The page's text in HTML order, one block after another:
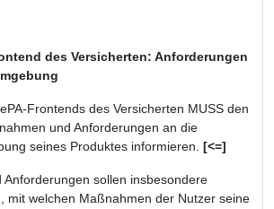
des Versicherten: Anforderungen
Frontends des Versicherten MUSS den
und Anforderungen an die
seines Produktes informieren. [<=]
Anforderungen sollen insbesondere
mit welchen Maßnahmen der Nutzer seine